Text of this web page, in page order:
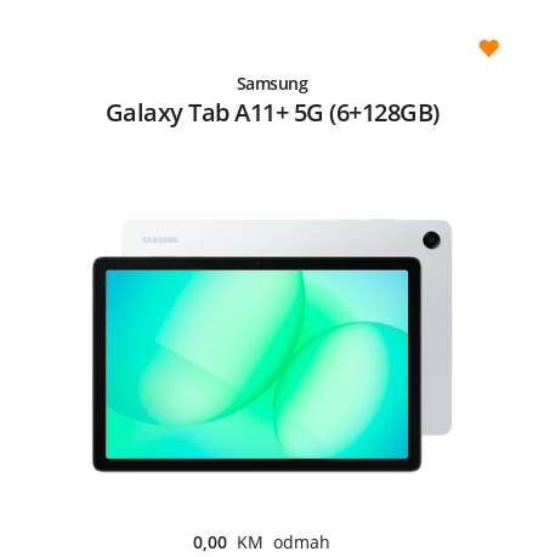
Samsung
Galaxy Tab A11+ 5G (6+128GB)
0,00 KM odmah